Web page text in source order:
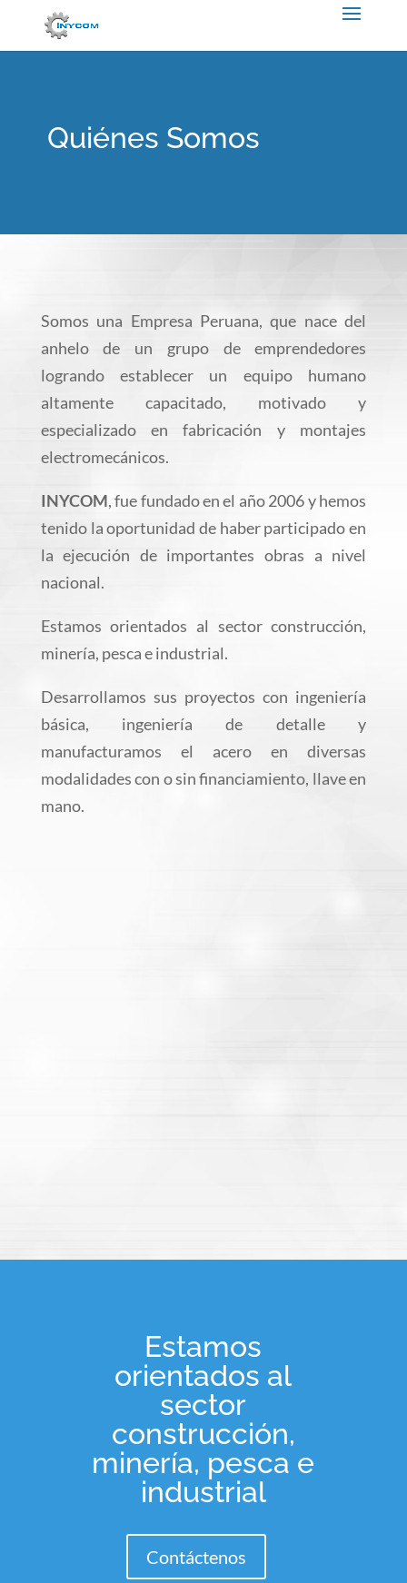
Quiénes Somos
Somos una Empresa Peruana, que nace del
anhelo de un grupo de emprendedores
logrando establecer un equipo humano
altamente capacitado, motivado y
especializado en fabricación y montajes
electromecánicos.
INYCOM, fue fundado en el año 2006 y hemos
tenido la oportunidad de haber participado en
la ejecución de importantes obras a nivel
nacional.
Estamos orientados al sector construcción,
minería, pesca e industrial.
Desarrollamos sus proyectos con ingeniería
básica, ingeniería de detalle y
manufacturamos el acero en diversas
modalidades con o sin financiamiento, llave en
mano.
Estamos
orientados al
sector
construcción,
minería, pesca e
industrial
Contáctenos